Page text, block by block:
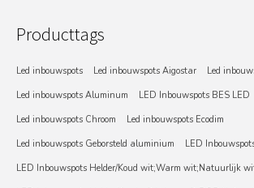
Producttags
Led inbouwspots Led inbouwspots Aigostar
Led
Led inbouwspots Aluminum
LED Inbouwspots BES LED
Led inbouwspots Chroom
Led inbouwspots Ecodim
Led inbouwspots Geborsteld aluminium
LED
LED Inbouwspots Helder/Koud wit;Warm wit;Natuurlijk